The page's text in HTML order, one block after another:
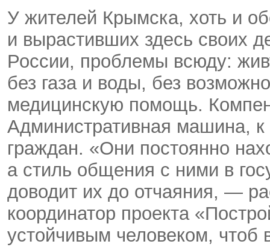
У жителей Крымска, хоть и
и вырастивших здесь своих
России, проблемы всюду:
без газа и воды, без
медицинскую помощь.
Административная машина, к
граждан. «Они постоянно
а стиль общения с ними в
доводит их до отчаяния, —
координатор проекта
устойчивым человеком, чтоб